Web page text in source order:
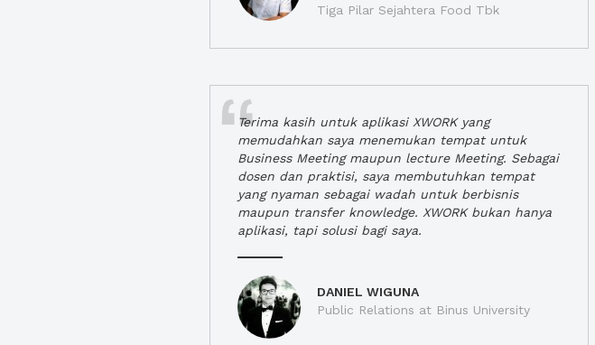
Tiga Pilar Sejahtera Food Tbk
Terima kasih untuk aplikasi XWORK yang
memudahkan saya menemukan tempat untuk
Business Meeting maupun lecture Meeting. Sebagai
dosen dan praktisi, saya membutuhkan tempat
yang nyaman sebagai wadah untuk berbisnis
maupun transfer knowledge. XWORK bukan hanya
aplikasi, tapi solusi bagi saya.
DANIEL WIGUNA
Public Relations at Binus University